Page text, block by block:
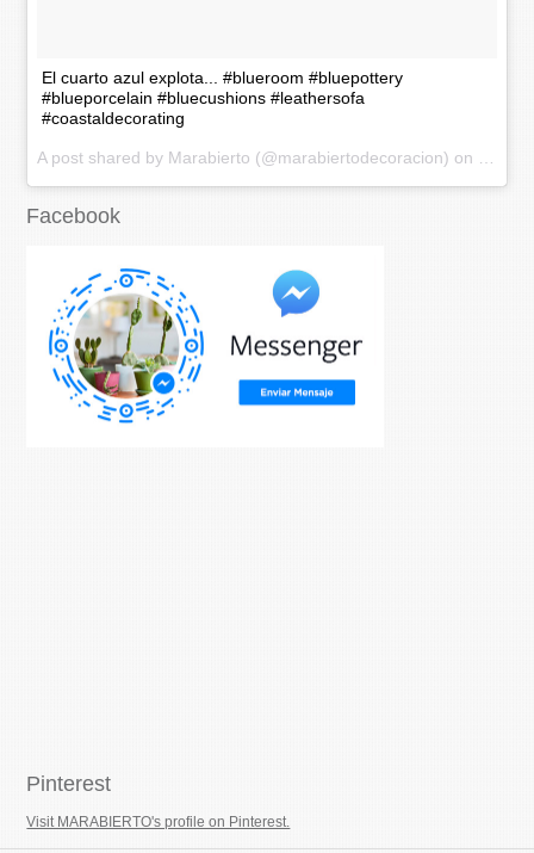
El cuarto azul explota... #blueroom #bluepottery
#blueporcelain #bluecushions #leathersofa
#coastaldecorating
Facebook
Pinterest
Visit MARABIERTO's profile on Pinterest.